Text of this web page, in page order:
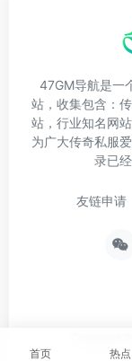
首页 热点
47GM导航是一
站，收集包含：
站，行业知名网
为广大传奇私服
录已
友链申请